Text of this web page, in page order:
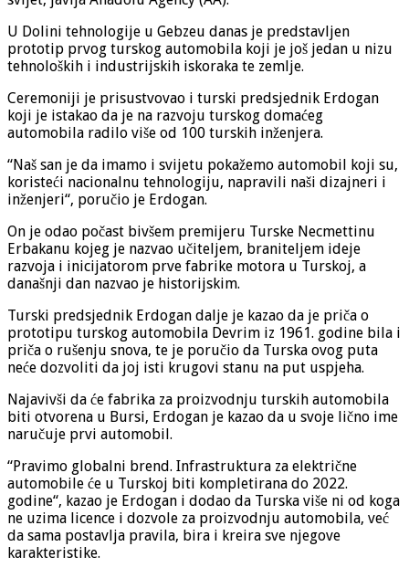
U Dolini tehnologije u Gebzeu danas je predstavljen
prototip prvog turskog automobila koji je još jedan u nizu
tehnoloških i industrijskih iskoraka te zemlje.
Ceremoniji je prisustvovao i turski predsjednik Erdogan
koji je istakao da je na razvoju turskog domaćeg
automobila radilo više od 100 turskih inženjera.
“Naš san je da imamo i svijetu pokažemo automobil koji su,
koristeći nacionalnu tehnologiju, napravili naši dizajneri i
inženjeri“, poručio je Erdogan.
On je odao počast bivšem premijeru Turske Necmettinu
Erbakanu kojeg je nazvao učiteljem, braniteljem ideje
razvoja i inicijatorom prve fabrike motora u Turskoj, a
današnji dan nazvao je historijskim.
Turski predsjednik Erdogan dalje je kazao da je priča o
prototipu turskog automobila Devrim iz 1961. godine bila i
priča o rušenju snova, te je poručio da Turska ovog puta
neće dozvoliti da joj isti krugovi stanu na put uspjeha.
Najavivši da će fabrika za proizvodnju turskih automobila
biti otvorena u Bursi, Erdogan je kazao da u svoje lično ime
naručuje prvi automobil.
“Pravimo globalni brend. Infrastruktura za električne
automobile će u Turskoj biti kompletirana do 2022.
godine“, kazao je Erdogan i dodao da Turska više ni od koga
ne uzima licence i dozvole za proizvodnju automobila, već
da sama postavlja pravila, bira i kreira sve njegove
karakteristike.